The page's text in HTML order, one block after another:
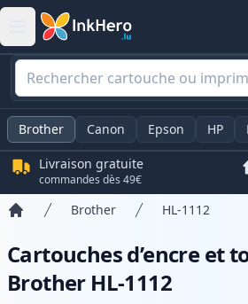
Brother Canon Epson HP
Livraison gratuite
commandes dès 49€
Brother HL-1112
Cartouches d’encre et
Brother HL-1112